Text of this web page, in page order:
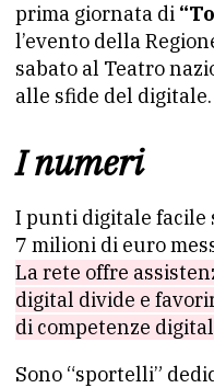
prima giornata di
l’evento della
sabato al Teatro
alle sfide del digitale.
I numeri
I punti digitale facile
7 milioni di euro
La rete offre
digital divide e
di competenze
Sono “sportelli”